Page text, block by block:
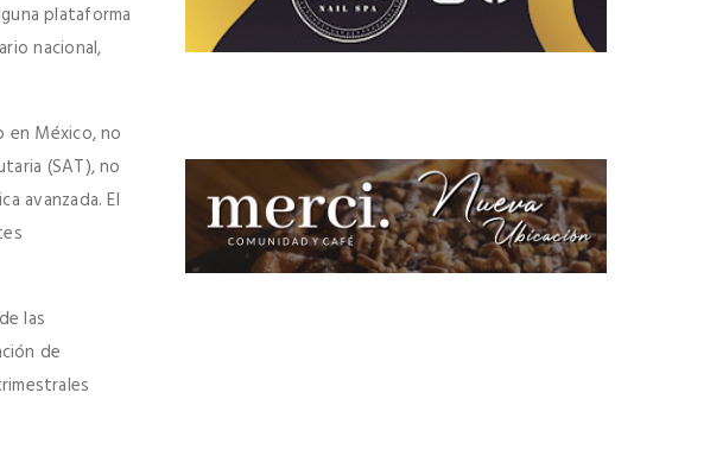
plataforma
nacional,
México, no
(SAT), no
avanzada. El
las
de